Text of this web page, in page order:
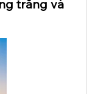
trắng và